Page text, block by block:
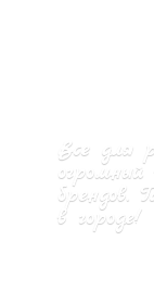
Все для
брендов.
в городе!